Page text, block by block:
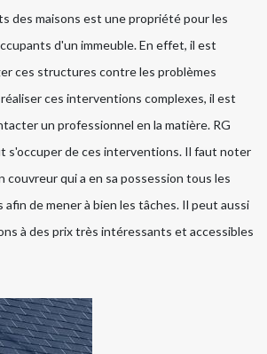
des maisons est une propriété pour les
d'un immeuble. En effet, il est
ces structures contre les problèmes
ces interventions complexes, il est
un professionnel en la matière. RG
s'occuper de ces interventions. Il faut noter
couvreur qui a en sa possession tous les
afin de mener à bien les tâches. Il peut aussi
à des prix très intéressants et accessibles